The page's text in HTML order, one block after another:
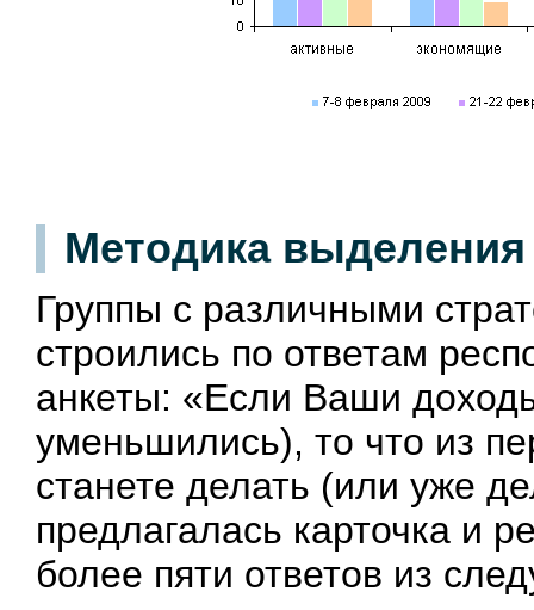
Методика выделения
Группы с различными
строились по ответам
анкеты: «Если Ваши
уменьшились), то что из
станете делать (или уже
предлагалась карточка и
более пяти ответов из